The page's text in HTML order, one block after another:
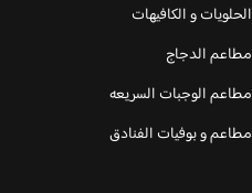
الحلويات و الكافيهات ‎
مطاعم الدجاج
مطاعم الوجبات السريعه
مطاعم و بوفيات الفنادق